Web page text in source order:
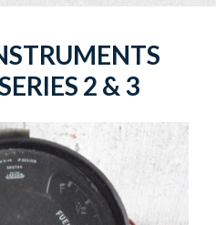
2 & 3